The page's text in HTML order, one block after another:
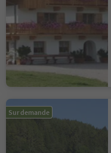
Sur demande